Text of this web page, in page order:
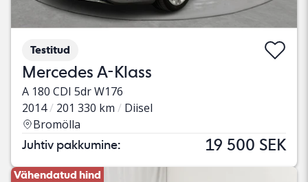
Testitud
Mercedes A-Klass
A 180 CDI 5dr W176
2014
201 330 km
Diisel
Bromölla
Juhtiv pakkumine: 19 500 SEK
Vähendatud hind